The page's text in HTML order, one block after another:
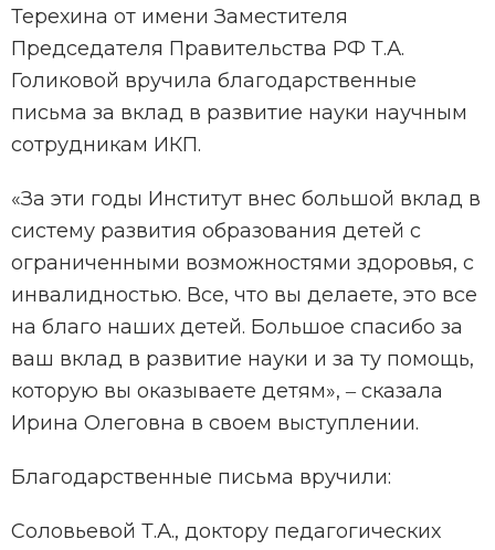
Терехина от имени Заместителя
Председателя Правительства РФ Т.А.
Голиковой вручила благодарственные
письма за вклад в развитие науки научным
сотрудникам ИКП.
«За эти годы Институт внес большой вклад в
систему развития образования детей с
ограниченными возможностями здоровья, с
инвалидностью. Все, что вы делаете, это все
на благо наших детей. Большое спасибо за
ваш вклад в развитие науки и за ту помощь,
которую вы оказываете детям», ‒ сказала
Ирина Олеговна в своем выступлении.
Благодарственные письма вручили:
Соловьевой Т.А., доктору педагогических